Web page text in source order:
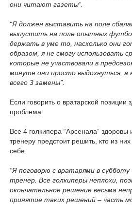
они читают газеты”.
“Я должен выставить на поле
выпустить на поле опытных
держать в уме то, насколько они
образом, я не смогу использовать
которые не участвовали в
минуте они просто выдохнуться, а
всего 3 замены”.
Если говорить о вратарской позиции
проблема.
Все 4 голкипера “Арсенала” здоровы
тренеру предстоит решить, кто из
себе.
“Я поговорю с вратарями в субботу
тренер. Все голкиперы неплохи,
окончательное решение весьма
принятие таких решений – часть